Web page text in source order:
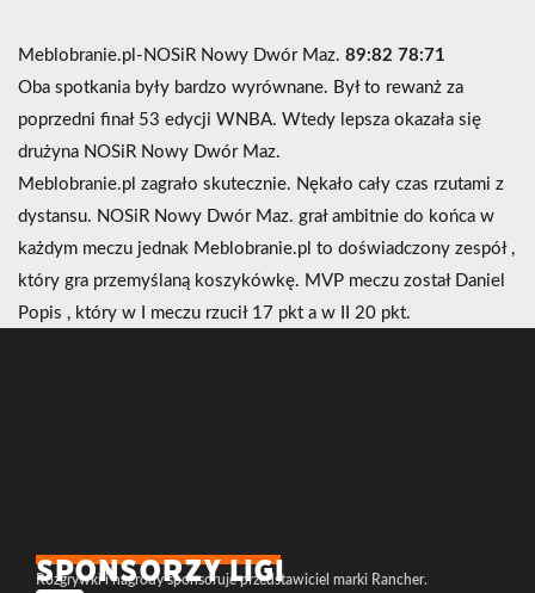
Meblobranie.pl-NOSiR Nowy Dwór Maz. 89:82 78:71
Oba spotkania były bardzo wyrównane. Był to rewanż za
poprzedni finał 53 edycji WNBA. Wtedy lepsza okazała się
drużyna NOSiR Nowy Dwór Maz.
Meblobranie.pl zagrało skutecznie. Nękało cały czas rzutami z
dystansu. NOSiR Nowy Dwór Maz. grał ambitnie do końca w
każdym meczu jednak Meblobranie.pl to doświadczony zespół ,
który gra przemyślaną koszykówkę. MVP meczu został Daniel
Popis , który w I meczu rzucił 17 pkt a w II 20 pkt.
SPONSORZY LIGI
Rozgrywki i nagrody sponsoruje przedstawiciel marki Rancher.